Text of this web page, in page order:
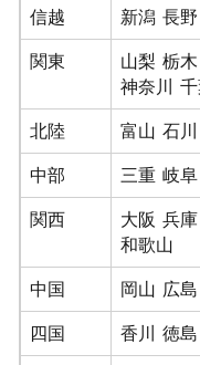
信越 新潟 長野
関東 山梨 栃木
神奈川
北陸 富山 石川
中部 三重 岐阜
関西 大阪 兵庫
和歌山
中国 岡山 広島
四国 香川 徳島